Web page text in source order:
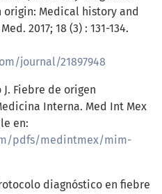
Medical history and
2017; 18 (3) : 131-134.
journal/21897948
Fiebre de origen
Interna. Med Int Mex
en:
pdfs/medintmex/mim-
diagnóstico en fiebre